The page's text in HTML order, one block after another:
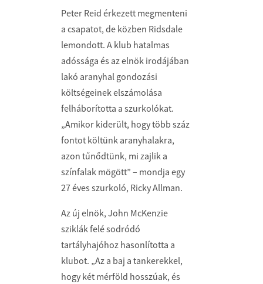
Peter Reid érkezett megmenteni
a csapatot, de közben Ridsdale
lemondott. A klub hatalmas
adóssága és az elnök irodájában
lakó aranyhal gondozási
költségeinek elszámolása
felháborította a szurkolókat.
„Amikor kiderült, hogy több száz
fontot költünk aranyhalakra,
azon tűnődtünk, mi zajlik a
színfalak mögött” – mondja egy
27 éves szurkoló, Ricky Allman.
Az új elnök, John McKenzie
sziklák felé sodródó
tartályhajóhoz hasonlította a
klubot. „Az a baj a tankerekkel,
hogy két mérföld hosszúak, és